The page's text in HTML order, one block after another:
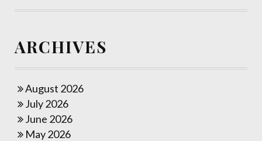
ARCHIVES
August 2026
July 2026
June 2026
May 2026